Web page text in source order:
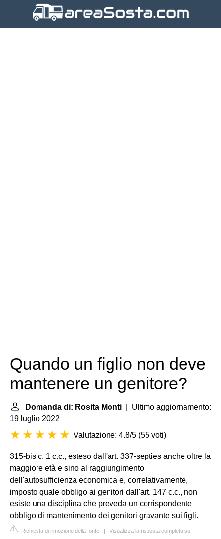
Quando un figlio non deve
mantenere un genitore?
Domanda di: Rosita Monti | Ultimo aggiornamento:
19 luglio 2022
Valutazione: 4.8/5 (55 voti)
315-bis c. 1 c.c., esteso dall'art. 337-septies anche oltre la
maggiore età e sino al raggiungimento
dell'autosufficienza economica e, correlativamente,
imposto quale obbligo ai genitori dall'art. 147 c.c., non
esiste una disciplina che preveda un corrispondente
obbligo di mantenimento dei genitori gravante sui figli.
Richiesta di rimozione della fonte | Visualizza la risposta completa su